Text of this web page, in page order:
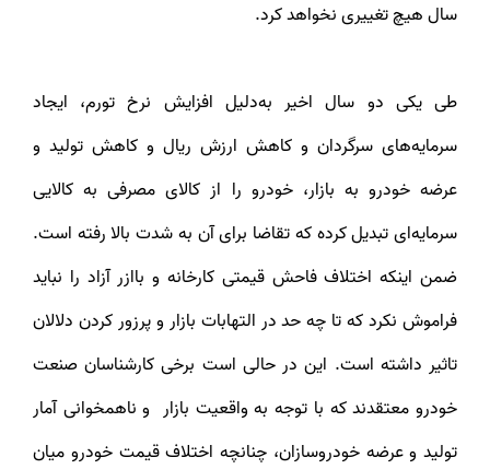
سال هیچ تغییری نخواهد کرد.
طی یکی دو سال اخیر به‌دلیل افزایش نرخ تورم، ایجاد
سرمایه‌های سرگردان و کاهش ارزش ریال و کاهش تولید و
عرضه خودرو به بازار، خودرو را از کالای مصرفی به کالایی
سرمایه‌ای تبدیل کرده که تقاضا برای آن به شدت بالا رفته است.
ضمن اینکه اختلاف فاحش قیمتی کارخانه و باازر آزاد را نباید
فراموش نکرد که تا چه حد در التهابات بازار و پرزور کردن دلالان
تاثیر داشته است. این در حالی است برخی کارشناسان صنعت
خودرو معتقدند که با توجه به واقعیت بازار و ناهمخوانی آمار
تولید و عرضه خودروسازان، چنانچه اختلاف قیمت‌ خودرو میان